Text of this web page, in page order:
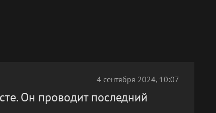
4 сентября 2024, 10:07
Он проводит последний